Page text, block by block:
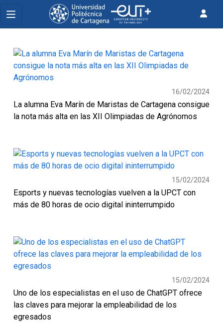
16/02/2024
La alumna Eva Marín de Maristas de Cartagena consigue
la nota más alta en las XII Olimpiadas de Agrónomos
15/02/2024
Esports y nuevas tecnologías vuelven a la UPCT con
más de 80 horas de ocio digital ininterrumpido
15/02/2024
Uno de los especialistas en el uso de ChatGPT ofrece
las claves para mejorar la empleabilidad de los
egresados